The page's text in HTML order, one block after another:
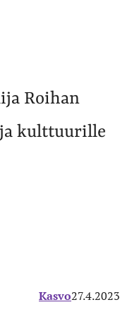
Roihan
ja kulttuurille
Kasvo27.4.2023